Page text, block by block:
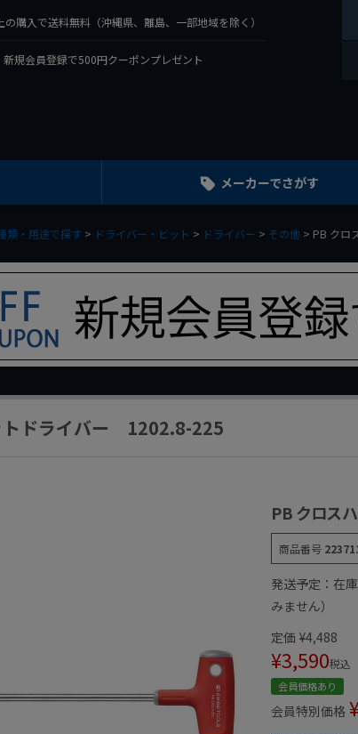
購入で送料無料（沖縄県、離島、一部地域を除く）
新規会員登録で500円クーポンプレゼント
メーカーでさがす
類・用途で探す ドライバー・ビット ドライバー その他 PB クロ
トドライバー 1202.8-225
PB クロス
商品番号
発送予定：在
みません）
定価 ¥4,488
¥3,590税込
会員価格あり
会員特別価格